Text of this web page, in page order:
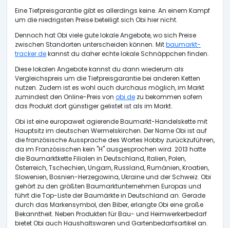
Eine Tiefpreisgarantie gibt es allerdings keine. An einem Kampf
um die niedrigsten Preise beteiligt sich Obi hier nicht.
Dennoch hat Obi viele gute lokale Angebote, wo sich Preise
zwischen Standorten unterscheiden können. Mitbaumarkt-
tracker.dekannst du daher echte lokale Schnäppchen finden.
Diese lokalen Angebote kannst du dann wiederum als
Vergleichspreis um die Tiefpreisgarantie bei anderen Ketten
nutzen. Zudem ist es wohl auch durchaus möglich, im Markt
zumindest den Online-Preis von obi.de zu bekommen sofern
das Produkt dort günstiger gelistet ist als im Markt.
Obi ist eine europaweit agierende Baumarkt-Handelskette mit
Hauptsitz im deutschen Wermelskirchen. Der Name Obi ist auf
die französische Aussprache des Wortes Hobby zurückzuführen,
da im Französischen kein "H" ausgesprochen wird. 2013 hatte
die Baumarktkette Filialen in Deutschland, Italien, Polen,
Österreich, Tschechien, Ungarn, Russland, Rumänien, Kroatien,
Slowenien, Bosnien-Herzegowina, Ukraine und der Schweiz. Obi
gehört zu den größten Baumarktunternehmen Europas und
führt die Top-Liste der Baumärkte in Deutschland an. Gerade
durch das Markensymbol, den Biber, erlangte Obi eine große
Bekanntheit. Neben Produkten für Bau- und Heimwerkerbedarf
bietet Obi auch Haushaltswaren und Gartenbedarfsartikel an.